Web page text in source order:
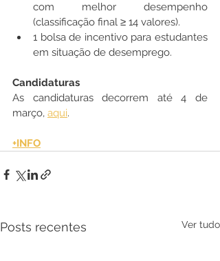
com melhor desempenho
(classificação final ≥ 14 valores).
1 bolsa de incentivo para estudantes
em situação de desemprego.
Candidaturas
As candidaturas decorrem até 4 de
março, aqui.
+INFO
Posts recentes Ver tudo